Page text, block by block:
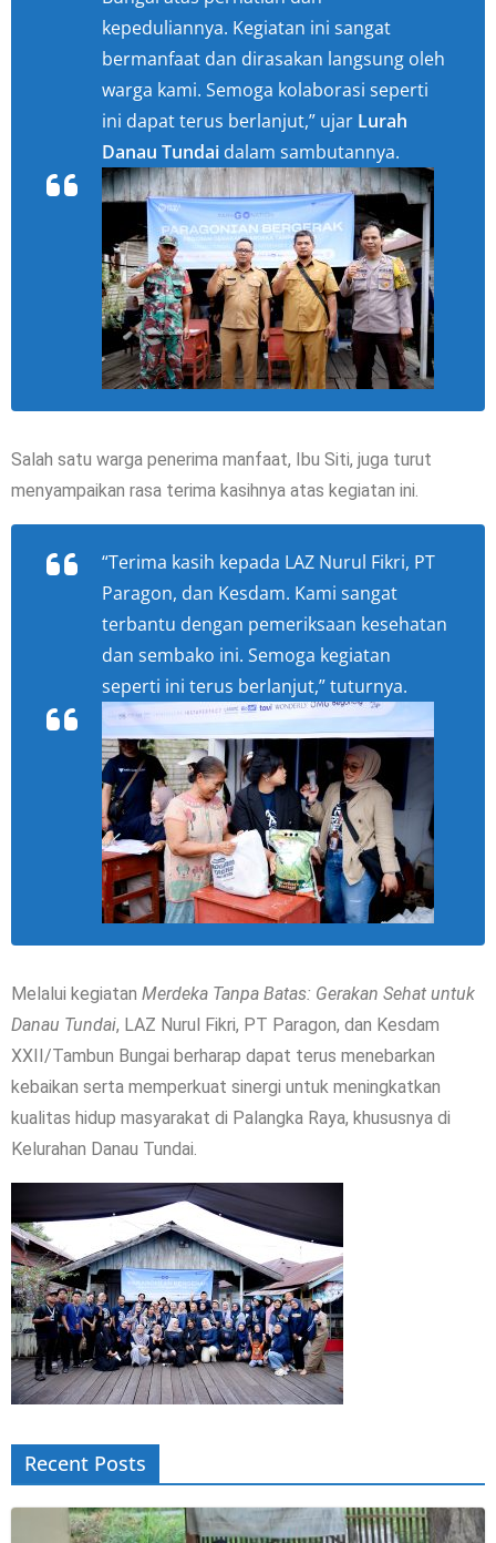
kepeduliannya. Kegiatan ini sangat
bermanfaat dan dirasakan langsung oleh
warga kami. Semoga kolaborasi seperti
ini dapat terus berlanjut,” ujar Lurah
Danau Tundai dalam sambutannya.
Salah satu warga penerima manfaat, Ibu Siti, juga turut
menyampaikan rasa terima kasihnya atas kegiatan ini.
“Terima kasih kepada LAZ Nurul Fikri, PT
Paragon, dan Kesdam. Kami sangat
terbantu dengan pemeriksaan kesehatan
dan sembako ini. Semoga kegiatan
seperti ini terus berlanjut,” tuturnya.
Melalui kegiatan Merdeka Tanpa Batas: Gerakan Sehat untuk
Danau Tundai, LAZ Nurul Fikri, PT Paragon, dan Kesdam
XXII/Tambun Bungai berharap dapat terus menebarkan
kebaikan serta memperkuat sinergi untuk meningkatkan
kualitas hidup masyarakat di Palangka Raya, khususnya di
Kelurahan Danau Tundai.
Recent Posts